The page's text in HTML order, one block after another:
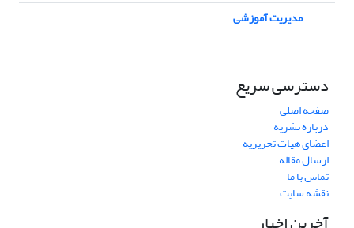
مدیریت آموزشی
دسترسی سریع
صفحه اصلی
درباره نشریه
اعضای هیات تحریریه
ارسال مقاله
تماس با ما
نقشه سایت